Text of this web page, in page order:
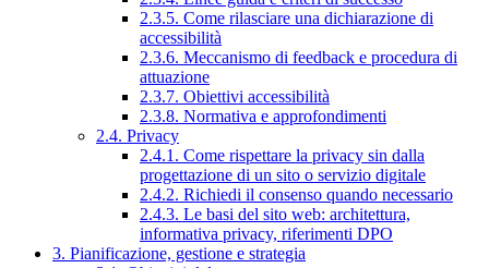
2.3.5. Come rilasciare una dichiarazione di
accessibilità
2.3.6. Meccanismo di feedback e procedura di
attuazione
2.3.7. Obiettivi accessibilità
2.3.8. Normativa e approfondimenti
2.4. Privacy
2.4.1. Come rispettare la privacy sin dalla
progettazione di un sito o servizio digitale
2.4.2. Richiedi il consenso quando necessario
2.4.3. Le basi del sito web: architettura,
informativa privacy, riferimenti DPO
3. Pianificazione, gestione e strategia